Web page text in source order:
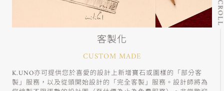
客製化
CUSTOM MADE
K.UNO亦可提供您於喜愛的設計上新增寶石或圖樣的「部分客
製」服務，以及從頭開始設計的「完全客製」服務。設計師將為